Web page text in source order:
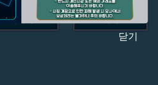
닫기